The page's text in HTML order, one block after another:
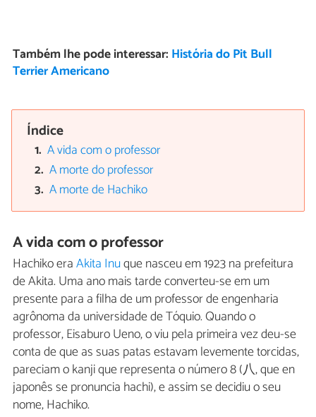
Também lhe pode interessar: História do Pit Bull
Terrier Americano
Índice
A vida com o professor
A morte do professor
A morte de Hachiko
A vida com o professor
Hachiko eraAkita Inuque nasceu em 1923 na prefeitura
de Akita. Uma ano mais tarde converteu-se em um
presente para a filha de um professor de engenharia
agrônoma da universidade de Tóquio. Quando o
professor, Eisaburo Ueno, o viu pela primeira vez deu-se
conta de que as suas patas estavam levemente torcidas,
pareciam o kanji que representa o número 8 (八, que en
japonês se pronuncia hachi), e assim se decidiu o seu
nome, Hachiko.